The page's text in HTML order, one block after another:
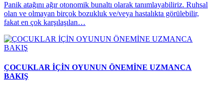
Panik atağını ağır otonomik bunaltı olarak tanımlayabiliriz. Ruhsal
olan ve olmayan birçok bozukluk ve/veya hastalıkta görülebilir,
fakat en çok karşılaşılan…
ÇOCUKLAR İÇİN OYUNUN ÖNEMİNE UZMANCA
BAKIŞ